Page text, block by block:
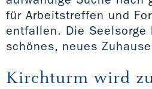
für Arbeitstreffen und
entfallen. Die Seelsorge
schönes, neues
Kirchturm wird